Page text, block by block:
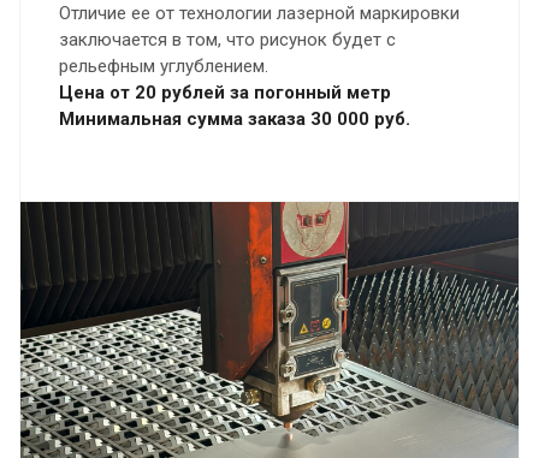
Отличие ее от технологии лазерной маркировки
заключается в том, что рисунок будет с
рельефным углублением.
Цена от 20 рублей за погонный метр
Минимальная сумма заказа 30 000 руб.